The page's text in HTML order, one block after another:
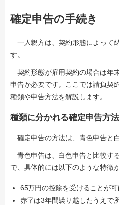
確定申告の手続き
一人親方は、契約形態によって
す。
契約形態が雇用契約の場合は年
申告が必要です。ここでは請負契
種類や申告方法を解説します。
種類に分かれる確定申告方法
確定申告の方法は、青色申告と
青色申告は、白色申告と比較す
で、具体的には以下のような特徴
65万円の控除を受けることが可
赤字は3年間繰り越したうえで